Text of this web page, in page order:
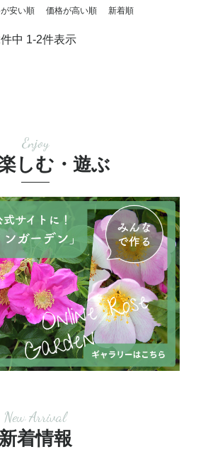
安い順 価格が高い順 新着順
件中 1-2件表示
Enjoy
しむ・遊ぶ
New Arrival
新着情報